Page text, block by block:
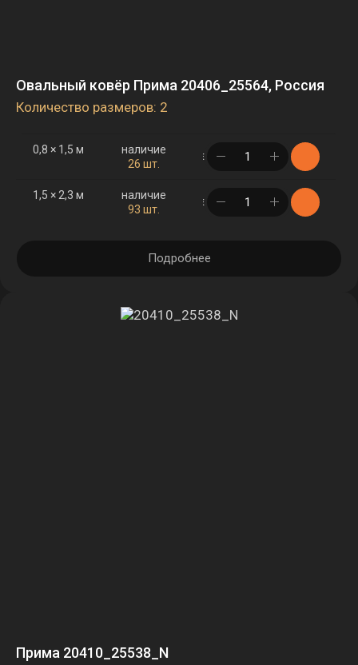
Овальный ковёр Прима 20406_25564, Россия
Количество размеров: 2
0,8 × 1,5 м
наличие
26 шт.
в корзине
1,5 × 2,3 м
наличие
93 шт.
в корзине
Подробнее
Прима 20410_25538_N